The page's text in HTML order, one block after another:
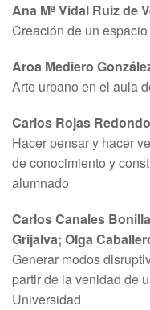
Ana Mª Vidal Ruiz de
Creación de un
Aroa Mediero
Arte urbano en el aula
Carlos Rojas Redondo
Hacer pensar y hacer
de conocimiento y
alumnado
Carlos Canales
Grijalva; Olga
Generar modos
partir de la venidad de
Universidad